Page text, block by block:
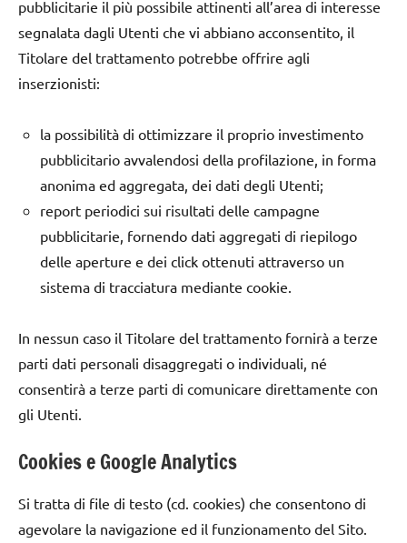
pubblicitarie il più possibile attinenti all’area di interesse
segnalata dagli Utenti che vi abbiano acconsentito, il
Titolare del trattamento potrebbe offrire agli
inserzionisti:
la possibilità di ottimizzare il proprio investimento
pubblicitario avvalendosi della profilazione, in forma
anonima ed aggregata, dei dati degli Utenti;
report periodici sui risultati delle campagne
pubblicitarie, fornendo dati aggregati di riepilogo
delle aperture e dei click ottenuti attraverso un
sistema di tracciatura mediante cookie.
In nessun caso il Titolare del trattamento fornirà a terze
parti dati personali disaggregati o individuali, né
consentirà a terze parti di comunicare direttamente con
gli Utenti.
Cookies e Google Analytics
Si tratta di file di testo (cd. cookies) che consentono di
agevolare la navigazione ed il funzionamento del Sito.